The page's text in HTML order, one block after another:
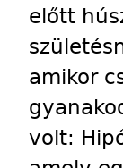
előtt
amikor
volt: